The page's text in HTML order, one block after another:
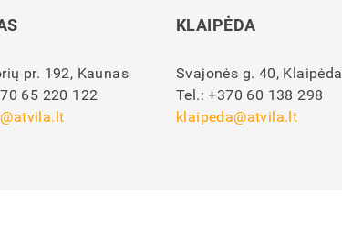
pr. 192, Kaunas
65 220 122
KLAIPĖDA
Svajonės g. 40, Klaipėda
Tel.:+370 60 138 298
klaipeda@atvila.lt